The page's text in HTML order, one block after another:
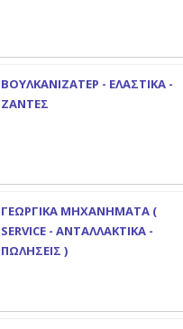
ΒΟΥΛΚΑΝΙΖΑΤΕΡ - ΕΛΑΣΤΙΚΑ -
ΖΑΝΤΕΣ
ΓΕΩΡΓΙΚΑ ΜΗΧΑΝΗΜΑΤΑ (
SERVICE - ΑΝΤΑΛΛΑΚΤΙΚΑ -
ΠΩΛΗΣΕΙΣ )